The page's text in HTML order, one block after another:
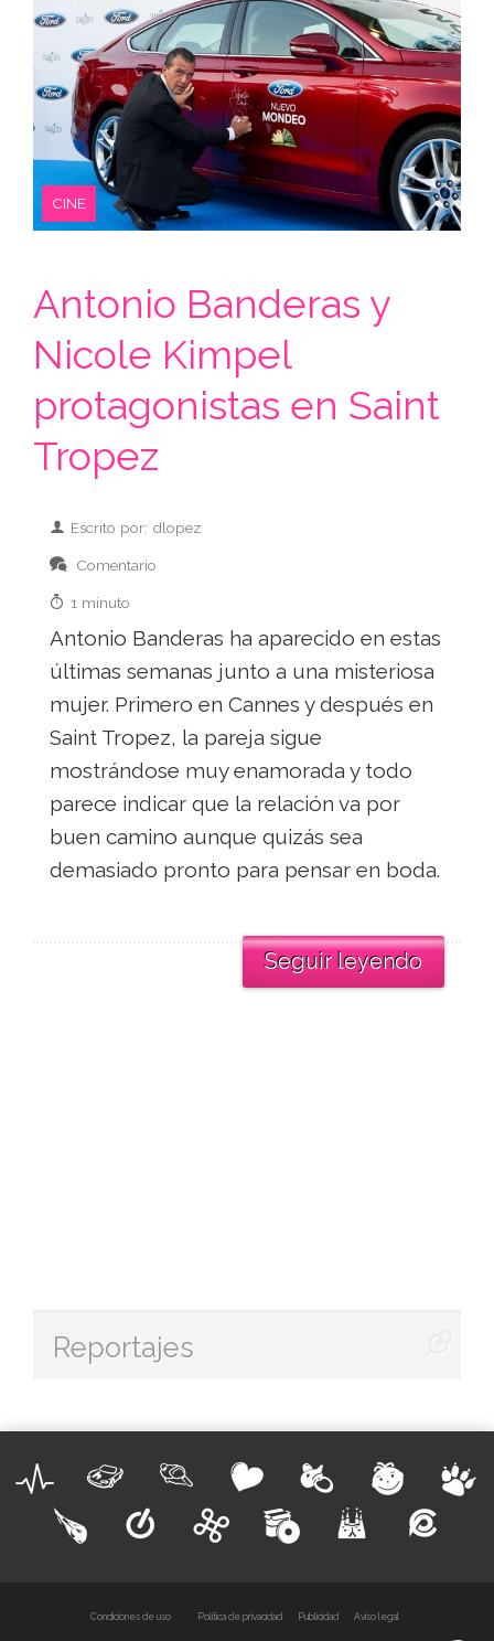
CINE
Antonio Banderas y
Nicole Kimpel
protagonistas en Saint
Tropez
Escrito por: dlopez
Comentario
1 minuto
Antonio Banderas ha aparecido en estas
últimas semanas junto a una misteriosa
mujer. Primero en Cannes y después en
Saint Tropez, la pareja sigue
mostrándose muy enamorada y todo
parece indicar que la relación va por
buen camino aunque quizás sea
demasiado pronto para pensar en boda.
Seguir leyendo
Reportajes
Condiciones de uso Política de privacidad Publicidad Aviso legal